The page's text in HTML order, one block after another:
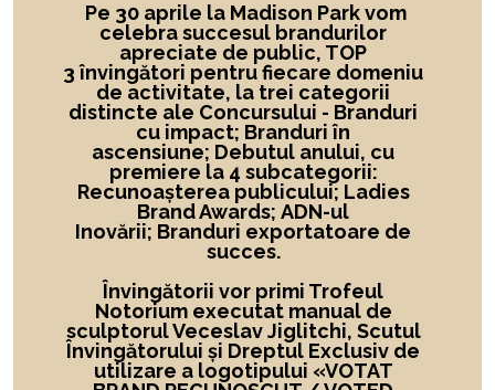
Pe 30 aprile la Madison Park vom
celebra succesul brandurilor
apreciate de public, TOP
3 învingători pentru fiecare domeniu
de activitate, la trei categorii
distincte ale Concursului - Branduri
cu impact; Branduri în
ascensiune; Debutul anului, cu
premiere la 4 subcategorii:
Recunoașterea publicului; Ladies
Brand Awards; ADN-ul
Inovării; Branduri exportatoare de
succes.
Învingătorii vor primi Trofeul
Notorium executat manual de
sculptorul Veceslav Jiglitchi, Scutul
Învingătorului și Dreptul Exclusiv de
utilizare a logotipului «VOTAT